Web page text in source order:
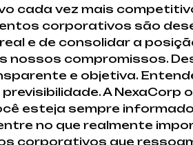
cada vez mais
corporativos são
e de consolidar a
nossos compromissos.
e objetiva.
A
esteja sempre
no que realmente
corporativos que